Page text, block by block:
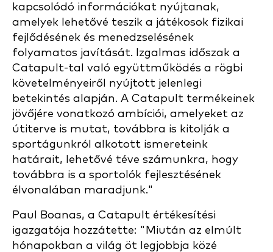
kapcsolódó információkat nyújtanak,
amelyek lehetővé teszik a játékosok fizikai
fejlődésének és menedzselésének
folyamatos javítását. Izgalmas időszak a
Catapult-tal való együttműködés a rögbi
követelményeiről nyújtott jelenlegi
betekintés alapján. A Catapult termékeinek
jövőjére vonatkozó ambíciói, amelyeket az
útiterve is mutat, továbbra is kitolják a
sportágunkról alkotott ismereteink
határait, lehetővé téve számunkra, hogy
továbbra is a sportolók fejlesztésének
élvonalában maradjunk."
Paul Boanas, a Catapult értékesítési
igazgatója hozzátette: "Miután az elmúlt
hónapokban a világ öt legjobbja közé